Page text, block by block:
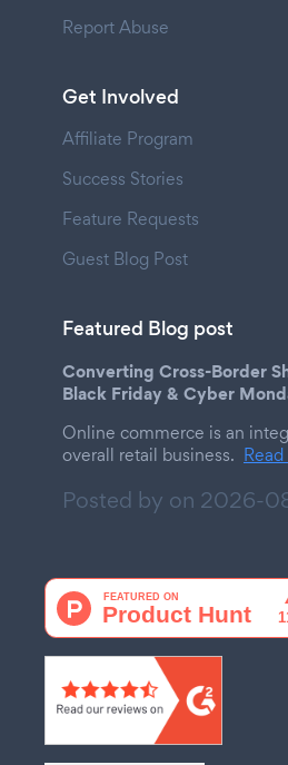
Report Abuse
Get Involved
Affiliate Program
Success Stories
Feature Requests
Guest Blog Post
Featured Blog post
Converting Cross-Border
Black Friday & Cyber
Online commerce is an
overall retail business.
Posted by on 2026-